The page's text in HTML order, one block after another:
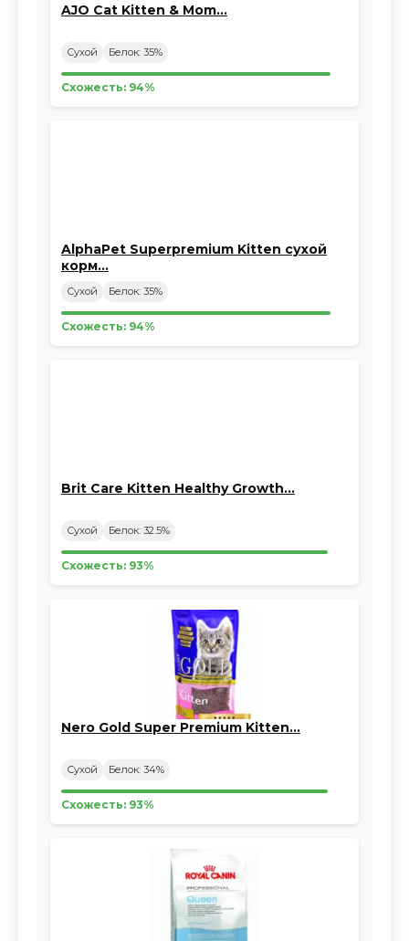
AJO Cat Kitten & Mom…
Сухой Белок: 35%
Схожесть: 94%
AlphaPet Superpremium Kitten сухой
корм…
Сухой Белок: 35%
Схожесть: 94%
Brit Care Kitten Healthy Growth…
Сухой Белок: 32.5%
Схожесть: 93%
Nero Gold Super Premium Kitten…
Сухой Белок: 34%
Схожесть: 93%